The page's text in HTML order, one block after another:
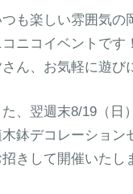
つも楽しい雰囲気の
コニコイベントです
さん、お気軽に遊び
た、翌週末8/19（日
鉢デコレーション
招きして開催いたし